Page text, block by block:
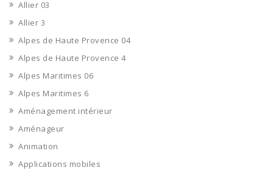
Allier 03
Allier 3
Alpes de Haute Provence 04
Alpes de Haute Provence 4
Alpes Maritimes 06
Alpes Maritimes 6
Aménagement intérieur
Aménageur
Animation
Applications mobiles